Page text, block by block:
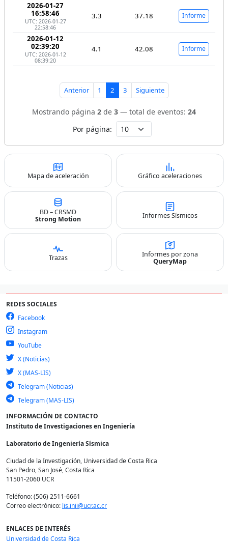
2026-01-27
16:58:46
UTC: 2026-01-27
22:58:46
3.3 37.18 Informe
2026-01-12
02:39:20
UTC: 2026-01-12
08:39:20
4.1 42.08 Informe
Anterior 1 2 3 Siguiente
Mostrando página 2 de 3 — total de eventos: 24
Por página:
Mapa de aceleración Gráfico aceleraciones
BD – CRSMD
Strong Motion
Informes Sísmicos
Trazas
Informes por zona
QueryMap
REDES SOCIALES
Facebook
Instagram
YouTube
X (Noticias)
X (MAS-LIS)
Telegram (Noticias)
Telegram (MAS-LIS)
INFORMACIÓN DE CONTACTO
Instituto de Investigaciones en Ingeniería
Laboratorio de Ingeniería Sísmica
Ciudad de la Investigación, Universidad de Costa Rica
San Pedro, San José, Costa Rica
11501-2060 UCR
Teléfono: (506) 2511-6661
Correo electrónico: lis.inii@ucr.ac.cr
ENLACES DE INTERÉS
Universidad de Costa Rica